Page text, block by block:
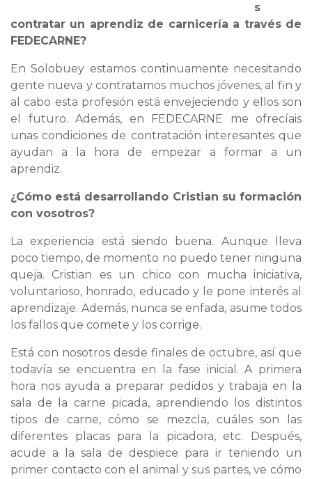
s
contratar un aprendiz de carnicería a través de
FEDECARNE?
En Solobuey estamos continuamente necesitando
gente nueva y contratamos muchos jóvenes, al fin y
al cabo esta profesión está envejeciendo y ellos son
el futuro. Además, en FEDECARNE me ofrecíais
unas condiciones de contratación interesantes que
ayudan a la hora de empezar a formar a un
aprendiz.
¿Cómo está desarrollando Cristian su formación
con vosotros?
La experiencia está siendo buena. Aunque lleva
poco tiempo, de momento no puedo tener ninguna
queja. Cristian es un chico con mucha iniciativa,
voluntarioso, honrado, educado y le pone interés al
aprendizaje. Además, nunca se enfada, asume todos
los fallos que comete y los corrige.
Está con nosotros desde finales de octubre, así que
todavía se encuentra en la fase inicial. A primera
hora nos ayuda a preparar pedidos y trabaja en la
sala de la carne picada, aprendiendo los distintos
tipos de carne, cómo se mezcla, cuáles son las
diferentes placas para la picadora, etc. Después,
acude a la sala de despiece para ir teniendo un
primer contacto con el animal y sus partes, ve cómo